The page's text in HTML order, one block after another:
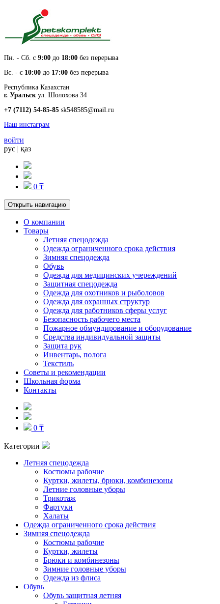
Пн. - Cб. с 9:00 до 18:00 без перерыва
Вс. - с 10:00 до 17:00 без перерыва
Республика Казахстан
г. Уральск ул. Шолохова 34
+7 (7112) 54-85-85 sk548585@mail.ru
Наш инстаграм
войти
рус | қаз
0 ₸
Открыть навигацию
О компании
Товары
Летняя спецодежда
Одежда ограниченного срока действия
Зимняя спецодежда
Обувь
Одежда для медицинских учереждений
Защитная спецодежда
Одежда для охотников и рыболовов
Одежда для охранных структур
Одежда для работников сферы услуг
Безопасность рабочего места
Пожарное обмундирование и оборудование
Средства индивидуальной защиты
Защита рук
Инвентарь, полога
Текстиль
Советы и рекомендации
Школьная форма
Контакты
0 ₸
Категории
Летняя спецодежда
Костюмы рабочие
Куртки, жилеты, брюки, комбинезоны
Летние головные уборы
Трикотаж
Фартуки
Халаты
Одежда ограниченного срока действия
Зимняя спецодежда
Костюмы рабочие
Куртки, жилеты
Брюки и комбинезоны
Зимние головные уборы
Одежда из флиса
Обувь
Обувь защитная летняя